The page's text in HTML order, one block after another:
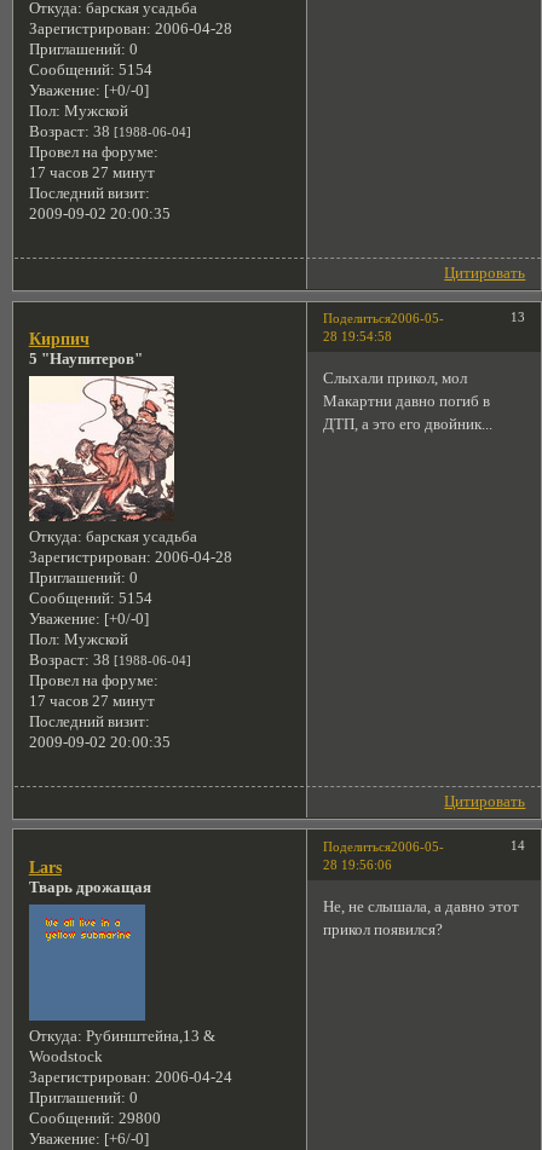
Откуда: барская усадьба
Зарегистрирован: 2006-04-28
Приглашений: 0
Сообщений: 5154
Уважение: [+0/-0]
Пол: Мужской
Возраст: 38 [1988-06-04]
Провел на форуме:
17 часов 27 минут
Последний визит:
2009-09-02 20:00:35
Цитировать
Поделиться 13
2006-05-
28 19:54:58
Кирпич
5 "Наупитеров"
Откуда: барская усадьба
Зарегистрирован: 2006-04-28
Приглашений: 0
Сообщений: 5154
Уважение: [+0/-0]
Пол: Мужской
Возраст: 38 [1988-06-04]
Провел на форуме:
17 часов 27 минут
Последний визит:
2009-09-02 20:00:35
Слыхали прикол, мол
Макартни давно погиб в
ДТП, а это его двойник...
Цитировать
Поделиться 14
2006-05-
28 19:56:06
Lars
Тварь дрожащая
Откуда: Рубинштейна,13 &
Woodstock
Зарегистрирован: 2006-04-24
Приглашений: 0
Сообщений: 29800
Уважение: [+6/-0]
Не, не слышала, а давно этот
прикол появился?